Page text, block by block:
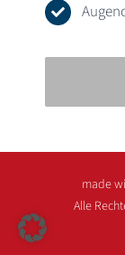
made
Alle